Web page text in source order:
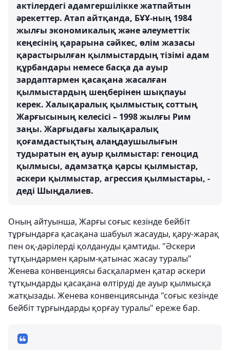
актілердегі адамгершілікке жатпайтын
әрекеттер. Атап айтқанда, БҰҰ-ның 1984
жылғы экономикалық және әлеуметтік
кеңесінің қарарына сәйкес, өлім жазасы
қарастырылған қылмыстардың тізімі адам
құрбандары немесе басқа да ауыр
зардаптармен қасақана жасалған
қылмыстардың шеңберінен шықпауы
керек. Халықаралық қылмыстық соттың
Жарғысының келесісі – 1998 жылғы Рим
заңы. Жарғыдағы халықаралық
қоғамдастықтың алаңдаушылығын
тудыратын ең ауыр қылмыстар: геноцид
қылмысы, адамзатқа қарсы қылмыстар,
әскери қылмыстар, агрессия қылмыстары, -
деді Шыңдалиев.
Оның айтуынша, Жарғы соғыс кезінде бейбіт
тұрғындарға қасақана шабуыл жасауды, қару-жарақ
пен оқ-дәрілерді қолдануды қамтиды. "Әскери
тұтқындармен қарым-қатынас жасау туралы"
Женева конвенциясы басқалармен қатар әскери
тұтқындарды қасақана өлтіруді де ауыр қылмысқа
жатқызады. Женева конвенциясында "соғыс кезінде
бейбіт тұрғындарды қорғау туралы" ереже бар.